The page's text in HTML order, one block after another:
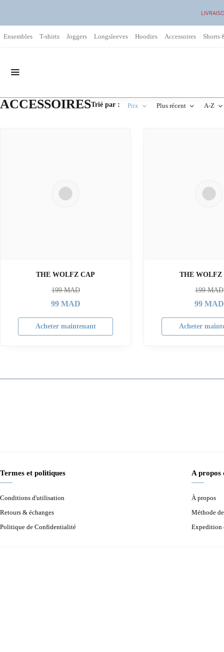
Ensembles T-shirts Joggers Longsleeves Hoodies Accessoires Shorts
ACCESSOIRESTrié par : Prix Plus récent A-Z
THE WOLFZ CAP
199MAD
99MAD
Acheter maintenant
THE WOLFZ
199MAD
99MAD
Acheter
Termes et politiques
Conditions d'utilisation
Retours & échanges
Politique de Confidentialité
A propos
À propos
Méthode
Expedition